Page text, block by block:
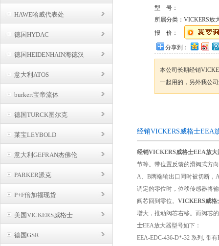
HAWE哈威代表处
德国HYDAC
德国HEIDENHAIN海德汉
意大利ATOS
burkert宝帝流体
德国TURCK图尔克
莱宝LEYBOLD
意大利GEFRAN杰佛伦
PARKER派克
P+F倍加福现货
美国VICKERS威格士
德国GSR
型 号：
所属分类： VICKERS放
报 价：
分享到：
本公司长期经销
一起用的，另外我公
经销VICKERS威格士EEA
经销VICKERS威格士EEA放大
节等。带位置反馈的滑阀式方
A、B两端输出口同时被切断，
调定的零位时，位移传感器将
阀芯回到零位。 VICKERS威格
增大，推动阀芯右移。而阀芯
士EEA放大器型号如下：
EEA-EDC-436-D*-32 系列, 带